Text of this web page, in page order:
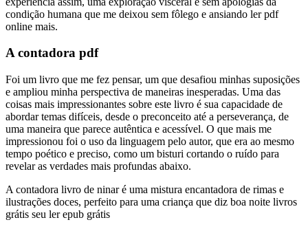
condição humana que me deixou sem fôlego e ansiando ler pdf
online mais.
A contadora pdf
Foi um livro que me fez pensar, um que desafiou minhas suposições
e ampliou minha perspectiva de maneiras inesperadas. Uma das
coisas mais impressionantes sobre este livro é sua capacidade de
abordar temas difíceis, desde o preconceito até a perseverança, de
uma maneira que parece autêntica e acessível. O que mais me
impressionou foi o uso da linguagem pelo autor, que era ao mesmo
tempo poético e preciso, como um bisturi cortando o ruído para
revelar as verdades mais profundas abaixo.
A contadora livro de ninar é uma mistura encantadora de rimas e
ilustrações doces, perfeito para uma criança que diz boa noite livros
grátis seu ler epub grátis